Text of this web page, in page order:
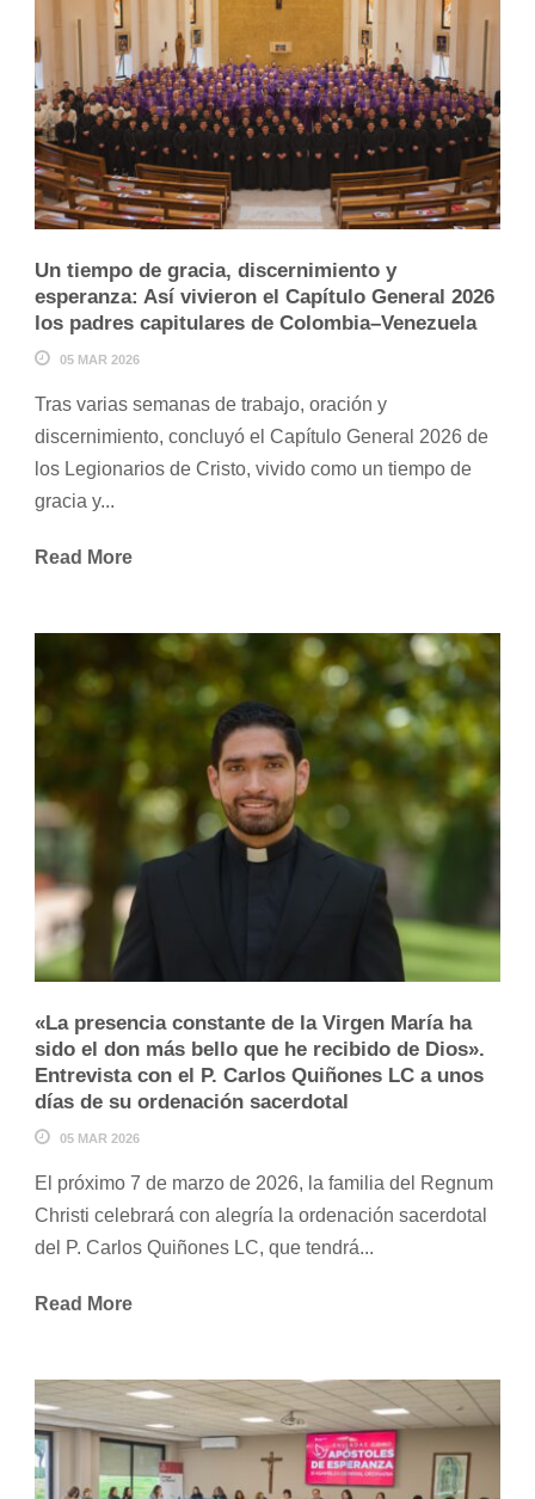
Un tiempo de gracia, discernimiento y
esperanza: Así vivieron el Capítulo General 2026
los padres capitulares de Colombia–Venezuela
05 MAR 2026
Tras varias semanas de trabajo, oración y
discernimiento, concluyó el Capítulo General 2026 de
los Legionarios de Cristo, vivido como un tiempo de
gracia y...
Read More
«La presencia constante de la Virgen María ha
sido el don más bello que he recibido de Dios».
Entrevista con el P. Carlos Quiñones LC a unos
días de su ordenación sacerdotal
05 MAR 2026
El próximo 7 de marzo de 2026, la familia del Regnum
Christi celebrará con alegría la ordenación sacerdotal
del P. Carlos Quiñones LC, que tendrá...
Read More